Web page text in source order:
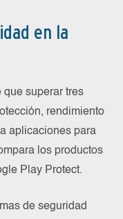
en la
superar tres
rendimiento
aplicaciones para
los productos
Play Protect.
de seguridad